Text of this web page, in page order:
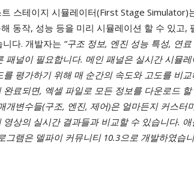
스테이지 시뮬레이터(First Stage
동작, 성능 등을 미리 시뮬레이션 할 수 있고,
다. 개발자는 “구조 정보, 엔진 성능 특성, 연
패널이 필요합니다. 메인 패널은 실시간 시뮬
를 평가하기 위해 매 순간의 속도와 고도를 비
료되면, 엑셀 파일로 모든 정보를 다운로드
개변수들(구조, 엔진, 제어)은 얼마든지 커스
상의 실시간 결과들과 비교할 수 있습니다.
그램은 델파이 커뮤니티 10.3으로 개발하였습